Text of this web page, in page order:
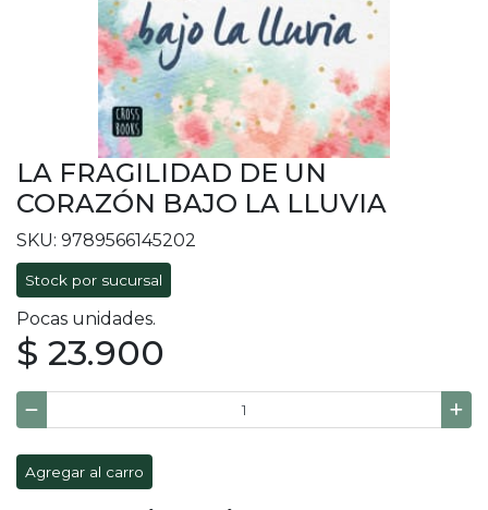
LA FRAGILIDAD DE UN
CORAZÓN BAJO LA LLUVIA
SKU: 9789566145202
Stock por sucursal
Pocas unidades.
$ 23.900
Agregar al carro